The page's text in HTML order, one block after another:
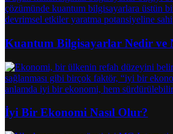
Kuantum Bilgisayarlar Nedir ve
İyi Bir Ekonomi Nasıl Olur?